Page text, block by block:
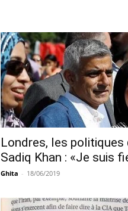
Londres, les
Sadiq Khan : «Je suis
Ghita - 18/06/2019